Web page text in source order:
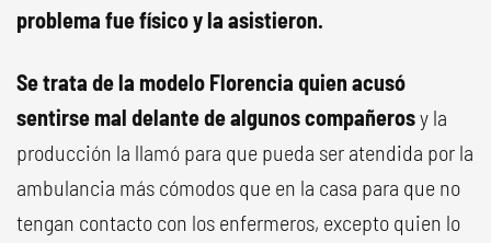
problema fue físico y la asistieron.
Se trata de la modelo Florencia quien acusó
sentirse mal delante de algunos compañerosy la
producción la llamó para que pueda ser atendida por la
ambulancia más cómodos que en la casa para que no
tengan contacto con los enfermeros, excepto quien lo